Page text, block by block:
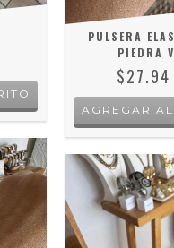
PULSERA
PIEDRA
$27.94